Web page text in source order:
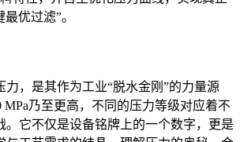
优过滤”。
力，是其作为工业“脱水金刚”的力量源
MPa乃至更高，不同的压力等级对应着不
。它不仅是设备铭牌上的一个数字，更是